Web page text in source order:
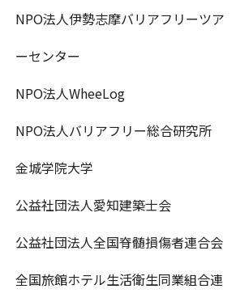
NPO法人伊勢志摩バリアフリーツア
ーセンター
NPO法人WheeLog
NPO法人バリアフリー総合研究所
金城学院大学
公益社団法人愛知建築士会
公益社団法人全国脊髄損傷者連合会
全国旅館ホテル生活衛生同業組合連